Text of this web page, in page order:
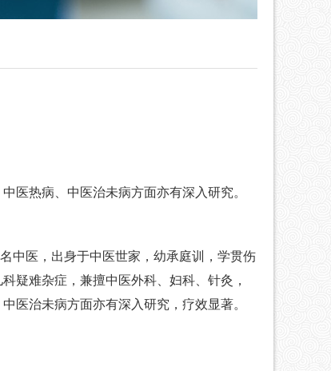
医热病、中医治未病方面亦有深入研究。
中医，出身于中医世家，幼承庭训，学贯伤
疑难杂症，兼擅中医外科、妇科、针灸，
医治未病方面亦有深入研究，疗效显著。